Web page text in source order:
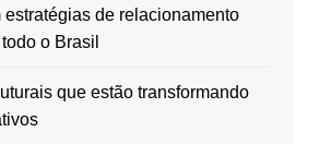
estratégias de relacionamento
o Brasil
que estão transformando